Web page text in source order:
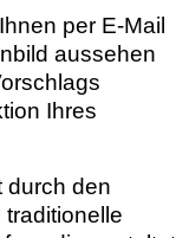
per E-Mail
aussehen
Ihres
durch den